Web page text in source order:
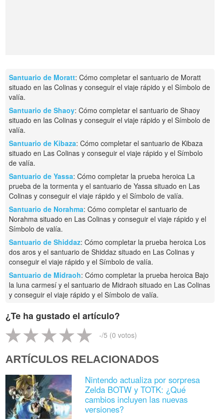
Santuario de Moratt: Cómo completar el santuario de Moratt
situado en las Colinas y conseguir el viaje rápido y el Símbolo de
valía.
Santuario de Shaoy: Cómo completar el santuario de Shaoy
situado en las Colinas y conseguir el viaje rápido y el Símbolo de
valía.
Santuario de Kibaza: Cómo completar el santuario de Kibaza
situado en Las Colinas y conseguir el viaje rápido y el Símbolo
de valía.
Santuario de Yassa: Cómo completar la prueba heroica La
prueba de la tormenta y el santuario de Yassa situado en Las
Colinas y conseguir el viaje rápido y el Símbolo de valía.
Santuario de Norahma: Cómo completar el santuario de
Norahma situado en Las Colinas y conseguir el viaje rápido y el
Símbolo de valía.
Santuario de Shiddaz: Cómo completar la prueba heroica Los
dos aros y el santuario de Shiddaz situado en Las Colinas y
conseguir el viaje rápido y el Símbolo de valía.
Santuario de Midraoh: Cómo completar la prueba heroica Bajo
la luna carmesí y el santuario de Midraoh situado en Las Colinas
y conseguir el viaje rápido y el Símbolo de valía.
¿Te ha gustado el artículo?
-/5 (0 votos)
ARTÍCULOS RELACIONADOS
Nintendo actualiza por sorpresa
Zelda BOTW y TOTK: ¿Qué
cambios incluyen las nuevas
versiones?